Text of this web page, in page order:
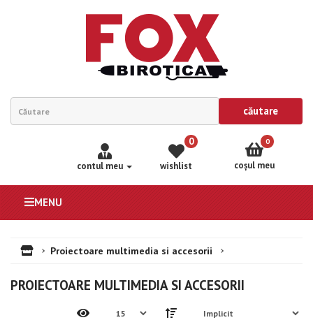
căutare
contul meu
0
wishlist coşul meu
0
MENU
Proiectoare multimedia si accesorii
PROIECTOARE MULTIMEDIA SI ACCESORII